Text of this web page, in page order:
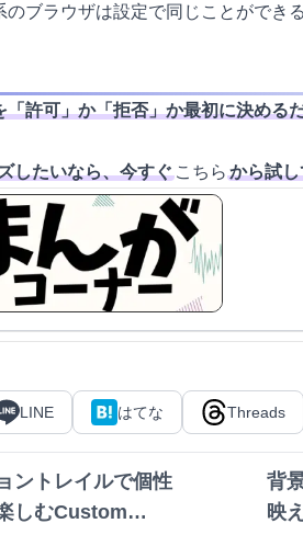
ブラウザは設定で同じことができ
許可」か「拒否」か最初に決める
したいなら、今すぐ こちら から試
LINE はてな Threads
ントレイルで個性
しむCustom
背
映